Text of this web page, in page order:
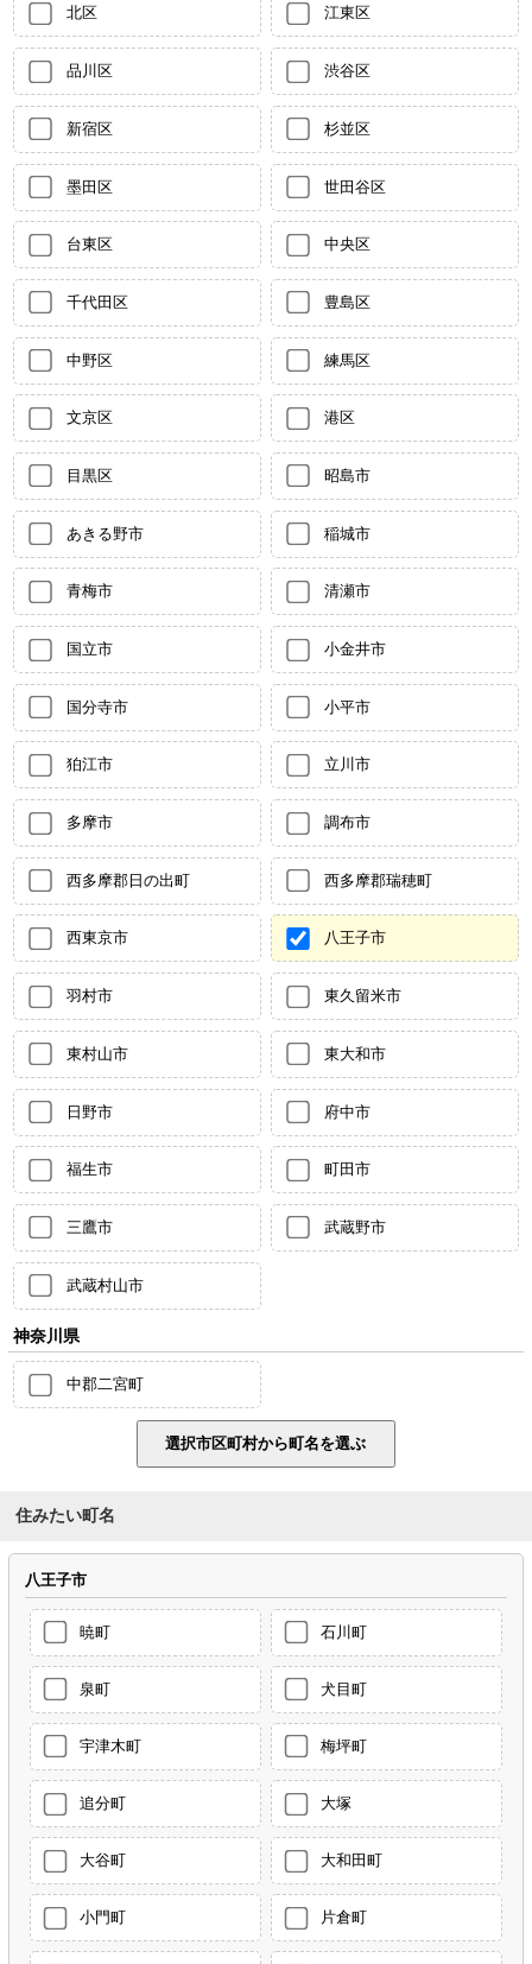
北区 江東区
品川区 渋谷区
新宿区 杉並区
墨田区 世田谷区
台東区 中央区
千代田区 豊島区
中野区 練馬区
文京区 港区
目黒区 昭島市
あきる野市 稲城市
青梅市 清瀬市
国立市 小金井市
国分寺市 小平市
狛江市 立川市
多摩市 調布市
西多摩郡日の出町 西多摩郡瑞穂町
西東京市 八王子市
羽村市 東久留米市
東村山市 東大和市
日野市 府中市
福生市 町田市
三鷹市 武蔵野市
武蔵村山市
神奈川県
中郡二宮町
住みたい町名
八王子市
暁町 石川町
泉町 犬目町
宇津木町 梅坪町
追分町 大塚
大谷町 大和田町
小門町 片倉町